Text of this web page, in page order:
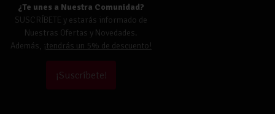
¿Te unes a Nuestra Comunidad?
SUSCRÍBETE y estarás informado de
Nuestras Ofertas y Novedades.
Además, ¡tendrás un 5% de descuento!
¡Suscríbete!